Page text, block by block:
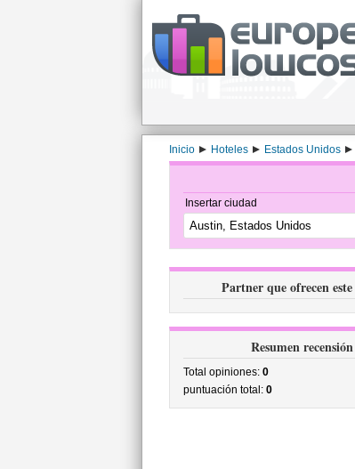
Inicio Hoteles Estados Unidos
Insertar ciudad
Partner que ofrecen
Resumen recensión
Total opiniones: 0
puntuación total: 0